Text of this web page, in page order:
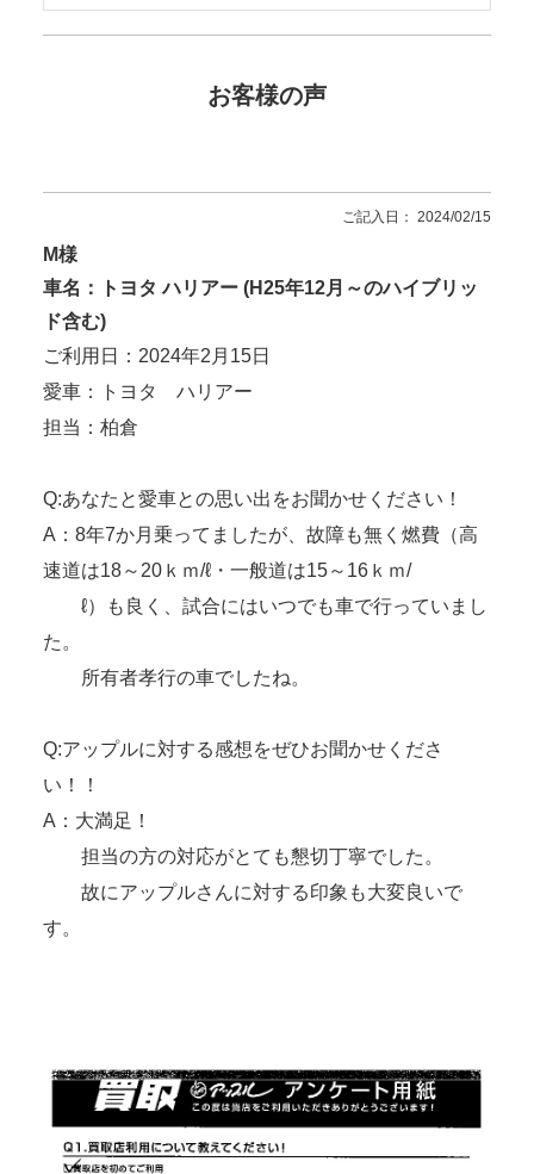
お客様の声
ご記入日： 2024/02/15
M様
車名：トヨタ ハリアー (H25年12月～のハイブリッ
ド含む)
ご利用日：2024年2月15日
愛車：トヨタ ハリアー
担当：柏倉
Q:あなたと愛車との思い出をお聞かせください！
A：8年7か月乗ってましたが、故障も無く燃費（高
速道は18～20ｋｍ/ℓ・一般道は15～16ｋｍ/
ℓ）も良く、試合にはいつでも車で行っていまし
た。
所有者孝行の車でしたね。
Q:アップルに対する感想をぜひお聞かせくださ
い！！
A：大満足！
担当の方の対応がとても懇切丁寧でした。
故にアップルさんに対する印象も大変良いで
す。